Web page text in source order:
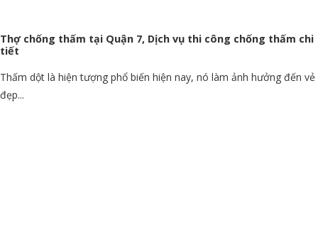
Thợ chống thấm tại Quận 7, Dịch vụ thi công chống thấm chi
tiết
Thấm dột là hiện tượng phổ biến hiện nay, nó làm ảnh hưởng đến vẻ
đẹp...